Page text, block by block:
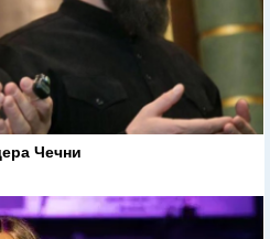
Чечни